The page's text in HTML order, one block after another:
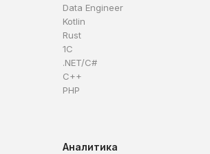
Data Engineer
Kotlin
Rust
1C
.NET/C#
C++
PHP
Аналитика